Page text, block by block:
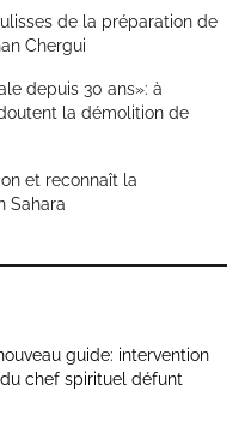
de la préparation de
Chergui
depuis 30 ans»: à
la démolition de
et reconnaît la
Sahara
guide: intervention
chef spirituel défunt